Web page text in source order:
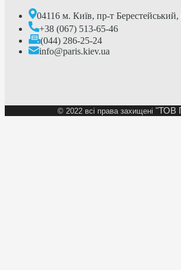
04116 м. Київ, пр-т Берестейський,
+38 (067) 513-65-46
(044) 286-25-24
info@paris.kiev.ua
© 2022 всі права захищені "ТОВ